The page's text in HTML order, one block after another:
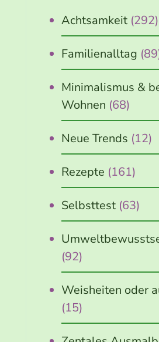
Achtsamkeit(292)
Familienalltag
Minimalismus &
Wohnen (68)
Neue Trends (12)
Rezepte (161)
Selbsttest(63)
(92)
Weisheiten oder
(15)